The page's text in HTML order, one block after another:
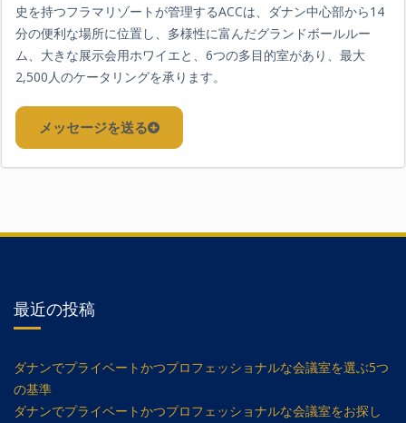
史を持つフラマリゾートが管理するACCは、ダナン中心部から14
分の便利な場所に位置し、多様性に富んだグランドボールルー
ム、大きな展示会用ホワイエと、6つの多目的室があり、最大
2,500人のケータリングを承ります。
メッセージを送る
最近の投稿
ダナンでプライベートかつプロフェッショナルな会議室を選ぶ5つ
の基準
ダナンでプライベートかつプロフェッショナルな会議室をお探し